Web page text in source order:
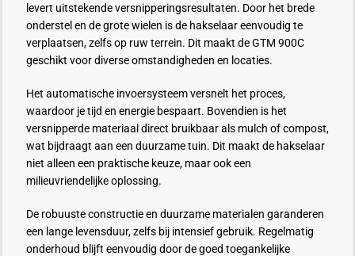
levert uitstekende versnipperingsresultaten. Door het brede
onderstel en de grote wielen is de hakselaar eenvoudig te
verplaatsen, zelfs op ruw terrein. Dit maakt de GTM 900C
geschikt voor diverse omstandigheden en locaties.
Het automatische invoersysteem versnelt het proces,
waardoor je tijd en energie bespaart. Bovendien is het
versnipperde materiaal direct bruikbaar als mulch of compost,
wat bijdraagt aan een duurzame tuin. Dit maakt de hakselaar
niet alleen een praktische keuze, maar ook een
milieuvriendelijke oplossing.
De robuuste constructie en duurzame materialen garanderen
een lange levensduur, zelfs bij intensief gebruik. Regelmatig
onderhoud blijft eenvoudig door de goed toegankelijke